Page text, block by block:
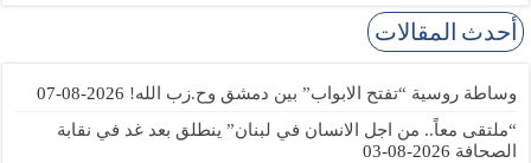
أحدث المقالات
وساطة روسية “تفتح الابواب” بين دمشق وح.زب الله! 2026-08-07
“ملتقى معاً.. من اجل الانسان في لبنان” ينطلق بعد غد في نقابة
الصحافة 2026-08-03